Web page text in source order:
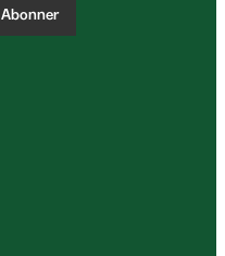
Abonner